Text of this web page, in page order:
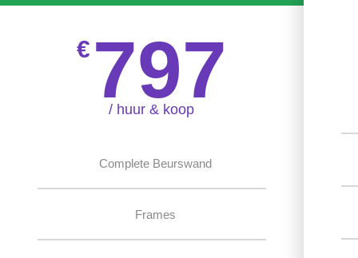
€ 797
/ huur & koop
Complete Beurswand
Frames